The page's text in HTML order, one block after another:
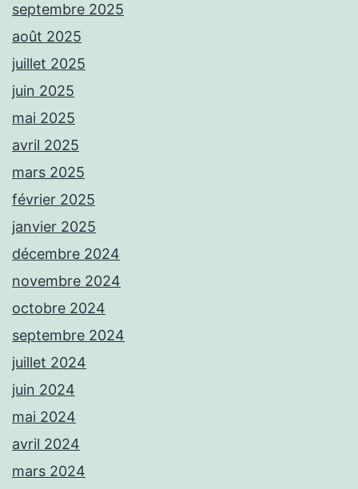
septembre 2025
août 2025
juillet 2025
juin 2025
mai 2025
avril 2025
mars 2025
février 2025
janvier 2025
décembre 2024
novembre 2024
octobre 2024
septembre 2024
juillet 2024
juin 2024
mai 2024
avril 2024
mars 2024